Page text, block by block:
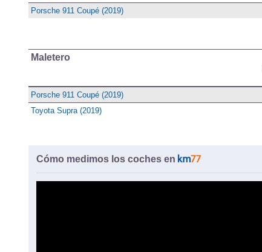
Porsche 911 Coupé (2019)
Maletero
Porsche 911 Coupé (2019)
Toyota Supra (2019)
Cómo medimos los coches en